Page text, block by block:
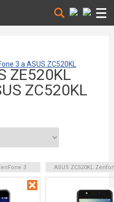
3 a ASUS ZC520KL
ZE520KL
ZC520KL
3 ASUS ZC520KL